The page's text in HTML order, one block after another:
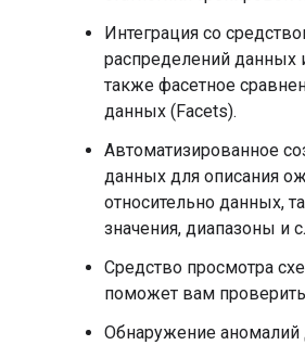
Интеграция со
распределений данных
также фасетное
данных (Facets).
Автоматизированное
данных для описания
относительно данных,
значения, диапазоны и
Средство просмотра
поможет вам
Обнаружение